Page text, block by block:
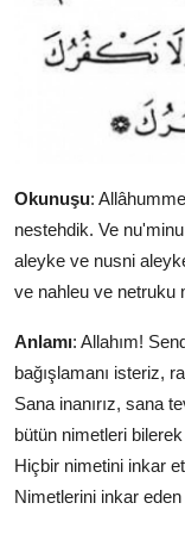
Okunuşu:
nestehdik. Ve
aleyke ve nusni
ve nahleu ve netruku
Anlamı: Allahım!
bağışlamanı isteriz,
Sana inanırız, sana
bütün nimetleri
Hiçbir nimetini inkar
Nimetlerini inkar eden